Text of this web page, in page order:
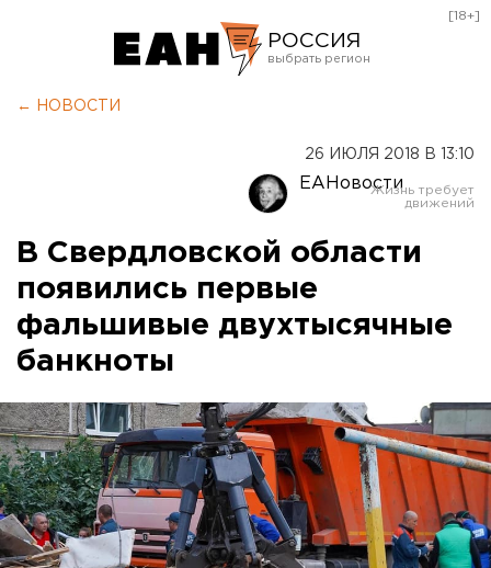
РОССИЯ
Оренбург
[18+]
← НОВОСТИ
26 ИЮЛЯ 2018 В 13:10
ЕАНовости
В Свердловской области
появились первые
фальшивые двухтысячные
банкноты